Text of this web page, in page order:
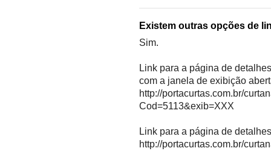
Existem outras opções de
Sim.
Link para a página de
com a janela de exibição
http://portacurtas.com.br/
Cod=5113&exib=XXX
Link para a página de
http://portacurtas.com.br/